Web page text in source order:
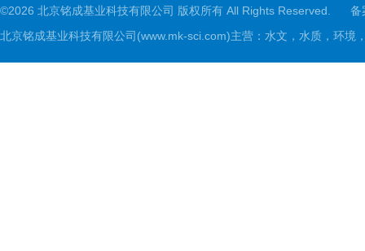
©2026 北京铭成基业科技有限公司 版权所有 All Rights Reserved.
备
北京铭成基业科技有限公司(www.mk-sci.com)主营：水文，水质，环境